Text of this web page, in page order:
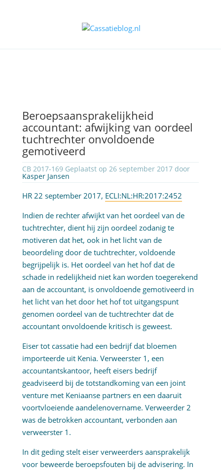
Beroepsaansprakelijkheid
accountant: afwijking van oordeel
tuchtrechter onvoldoende
gemotiveerd
CB 2017-169 Geplaatst op 26 september 2017 door
Kasper Jansen
HR 22 september 2017, ECLI:NL:HR:2017:2452
Indien de rechter afwijkt van het oordeel van de
tuchtrechter, dient hij zijn oordeel zodanig te
motiveren dat het, ook in het licht van de
beoordeling door de tuchtrechter, voldoende
begrijpelijk is. Het oordeel van het hof dat de
schade in redelijkheid niet kan worden toegerekend
aan de accountant, is onvoldoende gemotiveerd in
het licht van het door het hof tot uitgangspunt
genomen oordeel van de tuchtrechter dat de
accountant onvoldoende kritisch is geweest.
Eiser tot cassatie had een bedrijf dat bloemen
importeerde uit Kenia. Verweerster 1, een
accountantskantoor, heeft eisers bedrijf
geadviseerd bij de totstandkoming van een joint
venture met Keniaanse partners en een daaruit
voortvloeiende aandelenovername. Verweerder 2
was de betrokken accountant, verbonden aan
verweerster 1.
In dit geding stelt eiser verweerders aansprakelijk
voor beweerde beroepsfouten bij de advisering. In